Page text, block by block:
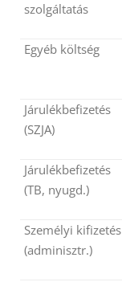
szolgáltatás
Egyéb költség
Járulékbefizetés
(SZJA)
Járulékbefizetés
(TB, nyugd.)
Személyi kifizetés
(adminisztr.)